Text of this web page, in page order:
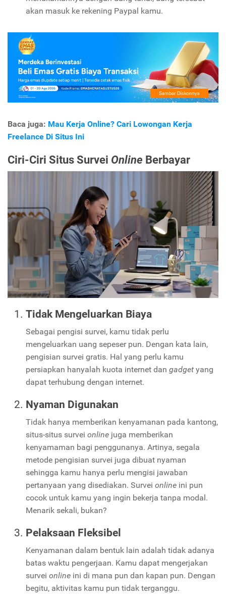
akan masuk ke rekening Paypal kamu.
Baca juga: Mau Kerja Online? Cari Lowongan Kerja
Freelance Di Situs Ini
Ciri-Ciri Situs Survei Online Berbayar
Tidak Mengeluarkan Biaya
Sebagai pengisi survei, kamu tidak perlu
mengeluarkan uang sepeser pun. Dengan kata lain,
pengisian survei gratis. Hal yang perlu kamu
persiapkan hanyalah kuota internet dan gadget yang
dapat terhubung dengan internet.
Nyaman Digunakan
Tidak hanya memberikan kenyamanan pada kantong,
situs-situs survei online juga memberikan
kenyamaman bagi penggunanya. Artinya, segala
metode pengisian survei juga dibuat nyaman
sehingga kamu hanya perlu mengisi jawaban
pertanyaan yang disediakan. Survei online ini pun
cocok untuk kamu yang ingin bekerja tanpa modal.
Menarik sekali, bukan?
Pelaksaan Fleksibel
Kenyamanan dalam bentuk lain adalah tidak adanya
batas waktu pengerjaan. Kamu dapat mengerjakan
survei online ini di mana pun dan kapan pun. Dengan
begitu, aktivitas kamu pun tidak terganggu.